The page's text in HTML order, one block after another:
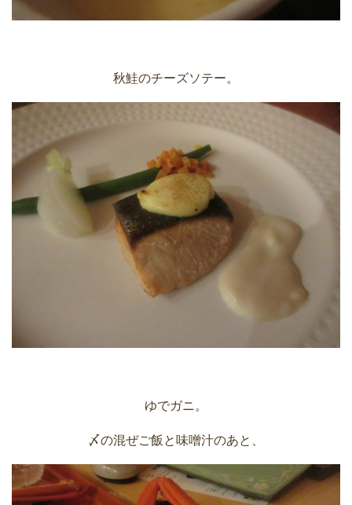
秋鮭のチーズソテー。
ゆでガニ。
〆の混ぜご飯と味噌汁のあと、